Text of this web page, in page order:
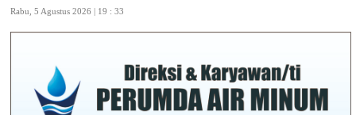
Rabu, 5 Agustus 2026 | 19 : 33